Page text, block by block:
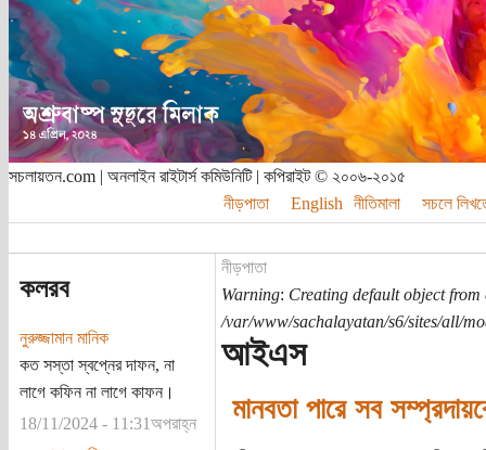
সচলায়তন.com | অনলাইন রাইটার্স কমিউনিটি | কপিরাইট © ২০০৬-২০১৫
নীড়পাতা
English নীতিমালা সচলে
কলরব
নুরুজ্জামান মানিক
কত সস্তা স্বপ্নের দাফন, না
লাগে কফিন না লাগে কাফন।
18/11/2024 - 11:31অপরাহ্ন
নীড়পাতা
Warning: Creating default object from
/var/www/sachalayatan/s6/sites/all/
আইএস
মানবতা পারে সব